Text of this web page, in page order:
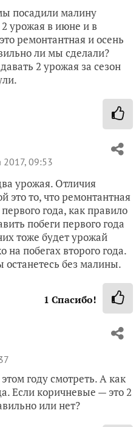
посадили малину
урожая в июне и в
ремонтантная и осень
ли мы сделали?
2 урожая за сезон
2017, 09:53
урожая. Отличия
это то, что ремонтантная
года, как правило
побеги первого года
тоже будет урожай
на побегах второго года.
останетесь без малины.
1 Спасибо!
году смотреть. А как
Если коричневые — это 2
или нет?